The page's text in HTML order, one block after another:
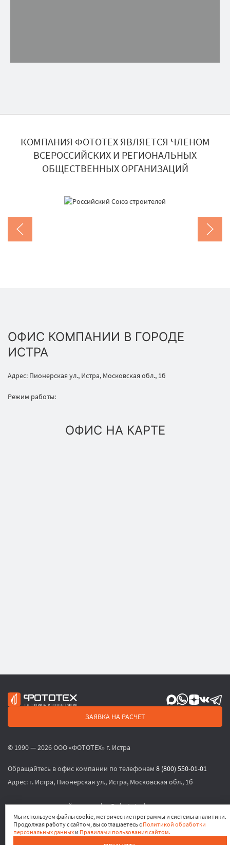
КОМПАНИЯ ФОТОТЕХ ЯВЛЯЕТСЯ ЧЛЕНОМ
ВСЕРОССИЙСКИХ И РЕГИОНАЛЬНЫХ
ОБЩЕСТВЕННЫХ ОРГАНИЗАЦИЙ
ОФИС КОМПАНИИ В ГОРОДЕ
ИСТРА
Адрес: Пионерская ул., Истра, Московская обл., 1б
Режим работы:
ОФИС НА КАРТЕ
ЗАЯВКА НА РАСЧЕТ
© 1990 — 2026 ООО «ФОТОТЕХ» г. Истра
Обращайтесь в офис компании по телефонам 8 (800) 550-01-01
Адрес: г. Истра, Пионерская ул., Истра, Московская обл., 1б
или по электронной почтеsales@phototech.ru
Политика конфиденциальности,Согласие на обработку
персональных данных,Согласие на получение рекламных
Мы используем файлы cookie, метрические программы и системы аналитики.
Продолжая работу с сайтом, вы соглашаетесь с Политикой обработки
персональных данных и Правилами пользования сайтом.